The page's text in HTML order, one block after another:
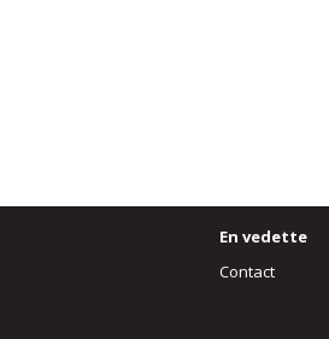
En vedette
Contact